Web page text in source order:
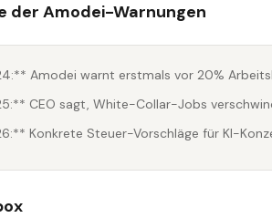
der Amodei-Warnungen
Amodei warnt erstmals vor 20%
CEO sagt, White-Collar-Jobs
Konkrete Steuer-Vorschläge für KI-